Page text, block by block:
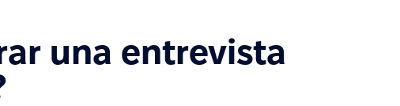
una entrevista